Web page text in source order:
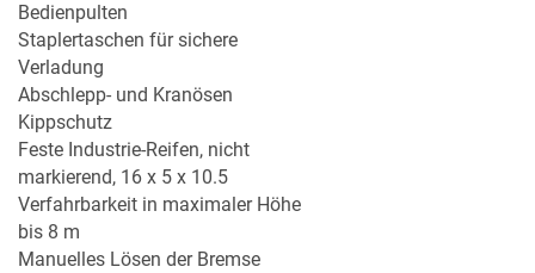
Bedienpulten
Staplertaschen für sichere
Verladung
Abschlepp- und Kranösen
Kippschutz
Feste Industrie-Reifen, nicht
markierend, 16 x 5 x 10.5
Verfahrbarkeit in maximaler Höhe
bis 8 m
Manuelles Lösen der Bremse